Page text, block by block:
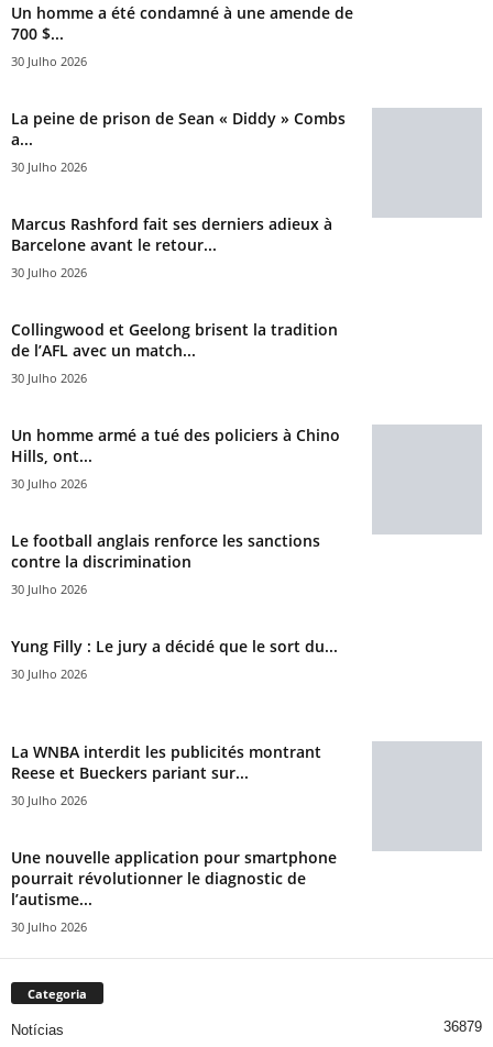
Un homme a été condamné à une amende de
700 $...
30 Julho 2026
La peine de prison de Sean « Diddy » Combs
a...
30 Julho 2026
Marcus Rashford fait ses derniers adieux à
Barcelone avant le retour...
30 Julho 2026
Collingwood et Geelong brisent la tradition
de l’AFL avec un match...
30 Julho 2026
Un homme armé a tué des policiers à Chino
Hills, ont...
30 Julho 2026
Le football anglais renforce les sanctions
contre la discrimination
30 Julho 2026
Yung Filly : Le jury a décidé que le sort du...
30 Julho 2026
La WNBA interdit les publicités montrant
Reese et Bueckers pariant sur...
30 Julho 2026
Une nouvelle application pour smartphone
pourrait révolutionner le diagnostic de
l’autisme...
30 Julho 2026
Categoria
Notícias 36879